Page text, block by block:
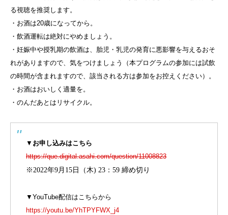
る視聴を推奨します。
・お酒は20歳になってから。
・飲酒運転は絶対にやめましょう。
・妊娠中や授乳期の飲酒は、胎児・乳児の発育に悪影響を与えるおそ
れがありますので、気をつけましょう（本プログラムの参加には試飲
の時間が含まれますので、該当される方は参加をお控えください）。
・お酒はおいしく適量を。
・のんだあとはリサイクル。
▼ お申し込みはこちら
https://que.digital.asahi.com/question/11008823
※2022年9月 15 日（木) 23 ： 59 締め切り
▼YouTube配信はこちらから
https://youtu.be/YhTPYFWX_j4